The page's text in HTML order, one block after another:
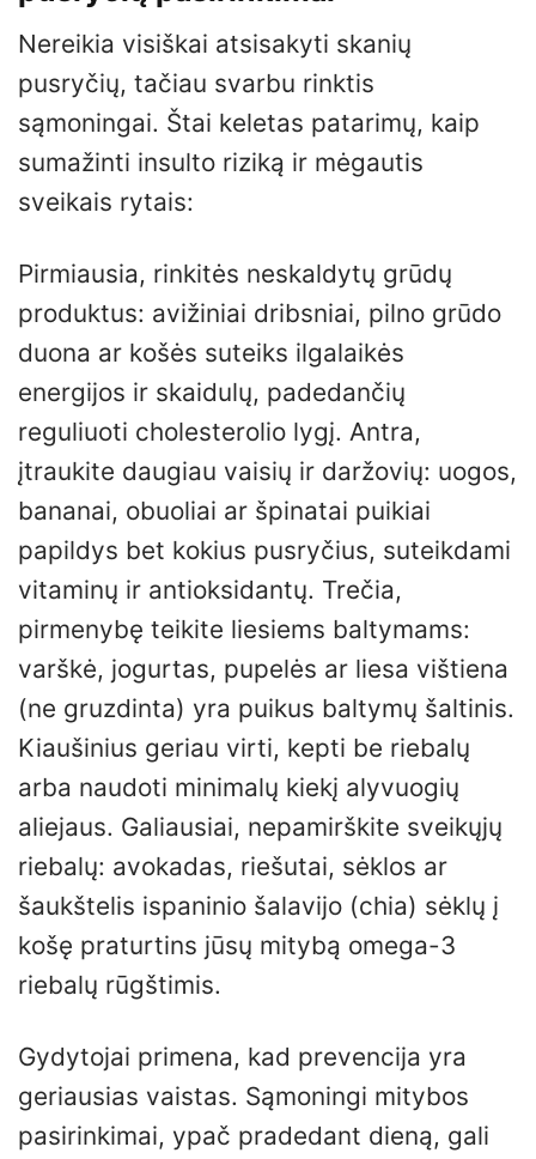
Nereikia visiškai atsisakyti skanių
pusryčių, tačiau svarbu rinktis
sąmoningai. Štai keletas patarimų, kaip
sumažinti insulto riziką ir mėgautis
sveikais rytais:
Pirmiausia, rinkitės neskaldytų grūdų
produktus: avižiniai dribsniai, pilno grūdo
duona ar košės suteiks ilgalaikės
energijos ir skaidulų, padedančių
reguliuoti cholesterolio lygį. Antra,
įtraukite daugiau vaisių ir daržovių: uogos,
bananai, obuoliai ar špinatai puikiai
papildys bet kokius pusryčius, suteikdami
vitaminų ir antioksidantų. Trečia,
pirmenybę teikite liesiems baltymams:
varškė, jogurtas, pupelės ar liesa vištiena
(ne gruzdinta) yra puikus baltymų šaltinis.
Kiaušinius geriau virti, kepti be riebalų
arba naudoti minimalų kiekį alyvuogių
aliejaus. Galiausiai, nepamirškite sveikųjų
riebalų: avokadas, riešutai, sėklos ar
šaukštelis ispaninio šalavijo (chia) sėklų į
košę praturtins jūsų mitybą omega-3
riebalų rūgštimis.
Gydytojai primena, kad prevencija yra
geriausias vaistas. Sąmoningi mitybos
pasirinkimai, ypač pradedant dieną, gali